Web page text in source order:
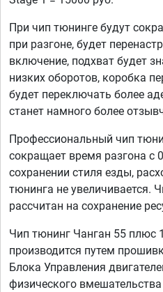
При чип тюнинге будут
при разгоне, будет
включение, подхват будет
низких оборотов, коробка
будет переключать более
станет намного более
Профессиональный чип
сокращает время разгона с
сохранении стиля езды,
тюнинга не увеличивается.
рассчитан на сохранение
Чип тюнинг Чанган 55 плюс
производится путем
Блока Управления
физического